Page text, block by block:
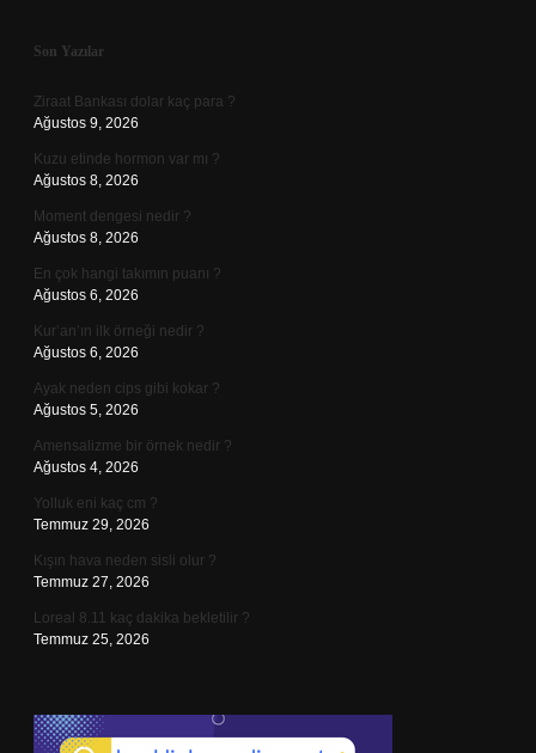
Sidebar
Son Yazılar
Ziraat Bankası dolar kaç para ?
Ağustos 9, 2026
Kuzu etinde hormon var mı ?
Ağustos 8, 2026
Moment dengesi nedir ?
Ağustos 8, 2026
En çok hangi takımın puanı ?
Ağustos 6, 2026
Kur’an’ın ilk örneği nedir ?
Ağustos 6, 2026
Ayak neden cips gibi kokar ?
Ağustos 5, 2026
Amensalizme bir örnek nedir ?
Ağustos 4, 2026
Yolluk eni kaç cm ?
Temmuz 29, 2026
Kışın hava neden sisli olur ?
Temmuz 27, 2026
Loreal 8.11 kaç dakika bekletilir ?
Temmuz 25, 2026